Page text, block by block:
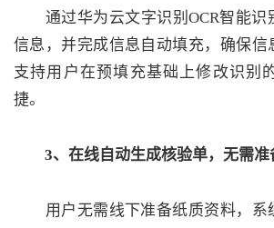
藏
通过华为云文字识别OCR智能识
信息，并完成信息自动填充，确保信
支持用户在预填充基础上修改识别
捷。
3、在线自动生成核验单，无需准
用户无需线下准备纸质资料，系